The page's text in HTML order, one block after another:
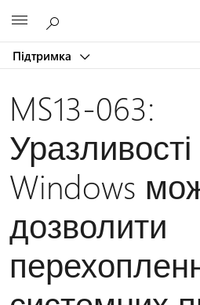
Підтримка
MS13-063:
Windows
дозволити